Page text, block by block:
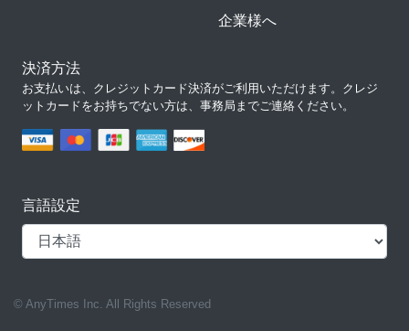
企業様へ
決済方法
お支払いは、クレジットカード決済がご利用いただけます。クレジ
ットカードをお持ちでない方は、事務局までご連絡ください。
言語設定
© AnyTimes Inc. All Rights Reserved